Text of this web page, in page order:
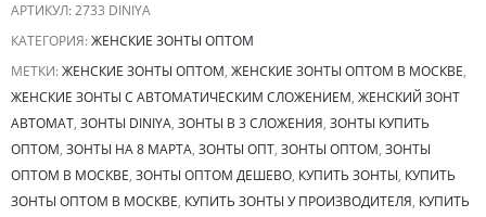
АРТИКУЛ:2733 DINIYA
КАТЕГОРИЯ:ЖЕНСКИЕ ЗОНТЫ ОПТОМ
МЕТКИ:ЖЕНСКИЕ ЗОНТЫ ОПТОМ, ЖЕНСКИЕ ЗОНТЫ ОПТОМ В МОСКВЕ,
ЖЕНСКИЕ ЗОНТЫ С АВТОМАТИЧЕСКИМ СЛОЖЕНИЕМ, ЖЕНСКИЙ ЗОНТ
АВТОМАТ, ЗОНТЫ DINIYA, ЗОНТЫ В 3 СЛОЖЕНИЯ, ЗОНТЫ КУПИТЬ
ОПТОМ, ЗОНТЫ НА 8 МАРТА, ЗОНТЫ ОПТ, ЗОНТЫ ОПТОМ, ЗОНТЫ
ОПТОМ В МОСКВЕ, ЗОНТЫ ОПТОМ ДЕШЕВО, КУПИТЬ ЗОНТЫ, КУПИТЬ
ЗОНТЫ ОПТОМ В МОСКВЕ, КУПИТЬ ЗОНТЫ У ПРОИЗВОДИТЕЛЯ, КУПИТЬ